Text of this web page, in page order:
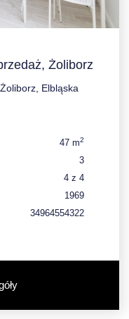
Żoliborz
Elbląska
47 m2
3
4 z 4
1969
34964554322